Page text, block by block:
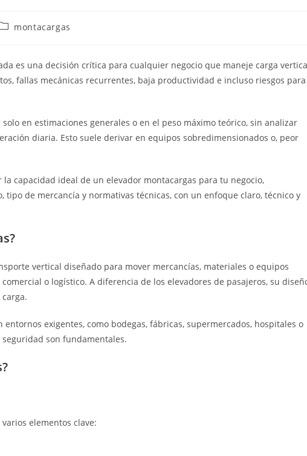
entrada:
montacargas
es una decisión crítica para cualquier negocio que maneje carga
fallas mecánicas recurrentes, baja productividad e incluso riesgos para
en estimaciones generales o en el peso máximo teórico, sin analizar
diaria. Esto suele derivar en equipos sobredimensionados o, peor
capacidad ideal de un elevador montacargas para tu negocio,
tipo de mercancía y normativas técnicas, con un enfoque claro, técnico y
vertical diseñado para mover mercancías, materiales o equipos
o logístico. A diferencia de los elevadores de pasajeros, su
exigentes, como bodegas, fábricas, supermercados, hospitales o
son fundamentales.
elementos clave: